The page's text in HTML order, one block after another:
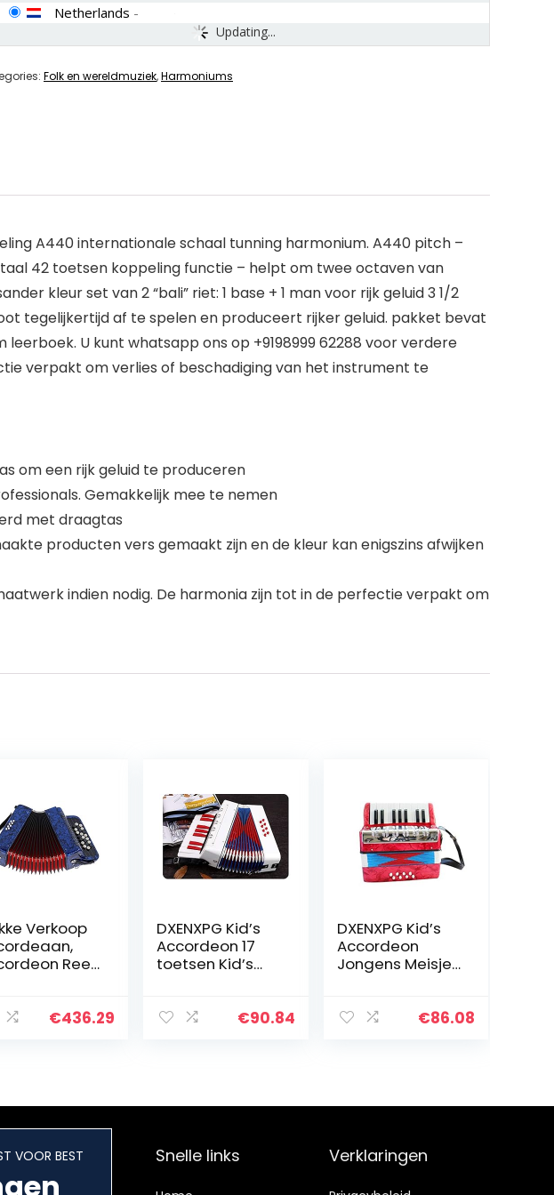
Updating...
Netherlands -
Folk en wereldmuziek,Harmoniums
A440 internationale schaal tunning harmonium. A440 pitch –
42 toetsen koppeling functie – helpt om twee octaven van
kleur set van 2 “bali” riet: 1 base + 1 man voor rijk geluid 3 1/2
tegelijkertijd af te spelen en produceert rijker geluid. pakket bevat
U kunt whatsapp ons op +9198999 62288 voor verdere
verpakt om verlies of beschadiging van het instrument te
om een rijk geluid te produceren
Gemakkelijk mee te nemen
met draagtas
producten vers gemaakt zijn en de kleur kan enigszins afwijken
indien nodig. De harmonia zijn tot in de perfectie verpakt om
Verkoop
Reed
voor
€436.29
DXENXPG Kid’s
Accordeon 17
toetsen Kid’s
kinderen ouder
€90.84
DXENXPG Kid’s
Accordeon
Jongens Meisjes
Accordeon €86.08
VOOR BEST Snelle links Verklaringen